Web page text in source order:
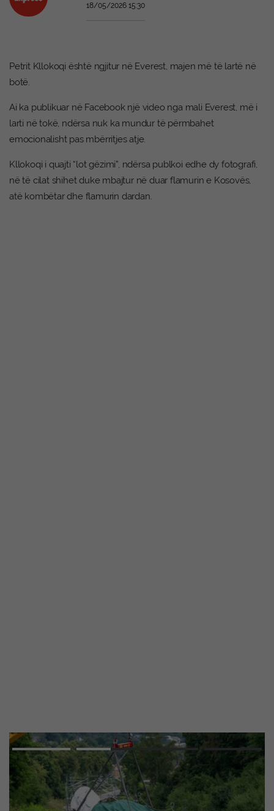
18/05/2026 15:30
Petrit Kllokoqi është ngjitur në Everest, majen më të lartë në
botë.
Ai ka publikuar në Facebook një video nga mali Everest, më i
larti në tokë, ndërsa nuk ka mundur të përmbahet
emocionalisht pas mbërritjes atje.
Kllokoqi i quajti “lot gëzimi”, ndërsa publkoi edhe dy fotografi,
në të cilat shihet duke mbajtur në duar flamurin e Kosovës,
atë kombëtar dhe flamurin dardan.